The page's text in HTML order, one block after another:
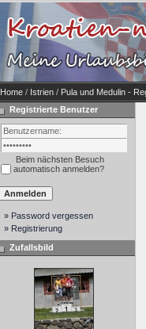
Home / Istrien / Pula und Medulin -
Registrierte Benutzer
Beim nächsten Besuch
automatisch anmelden?
» Password vergessen
» Registrierung
Zufallsbild